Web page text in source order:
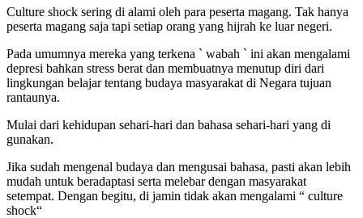
Culture shock sering di alami oleh para peserta magang. Tak hanya
peserta magang saja tapi setiap orang yang hijrah ke luar negeri.
Pada umumnya mereka yang terkena ` wabah ` ini akan mengalami
depresi bahkan stress berat dan membuatnya menutup diri dari
lingkungan belajar tentang budaya masyarakat di Negara tujuan
rantaunya.
Mulai dari kehidupan sehari-hari dan bahasa sehari-hari yang di
gunakan.
Jika sudah mengenal budaya dan mengusai bahasa, pasti akan lebih
mudah untuk beradaptasi serta melebar dengan masyarakat
setempat. Dengan begitu, di jamin tidak akan mengalami “ culture
shock“